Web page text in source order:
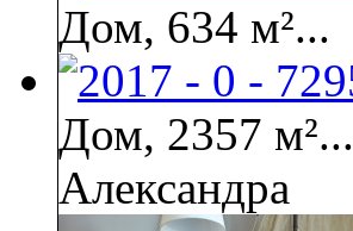
Дом, 634 м²...
Дом, 2357 м²...
Александра